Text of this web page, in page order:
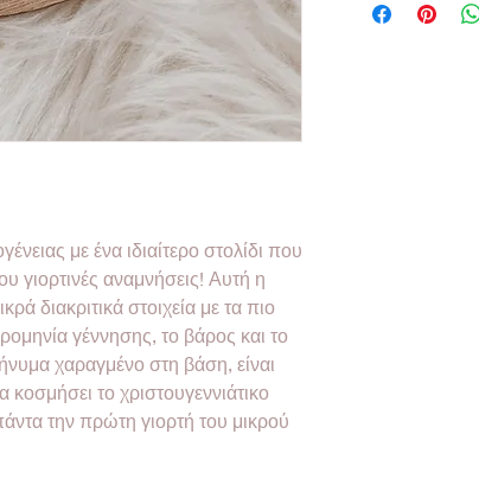
με ένα ιδιαίτερο στολίδι που
γιορτινές αναμνήσεις! Αυτή η
διακριτικά στοιχεία με τα πιο
γέννησης, το βάρος και το
χαραγμένο στη βάση, είναι
το χριστουγεννιάτικο
την πρώτη γιορτή του μικρού